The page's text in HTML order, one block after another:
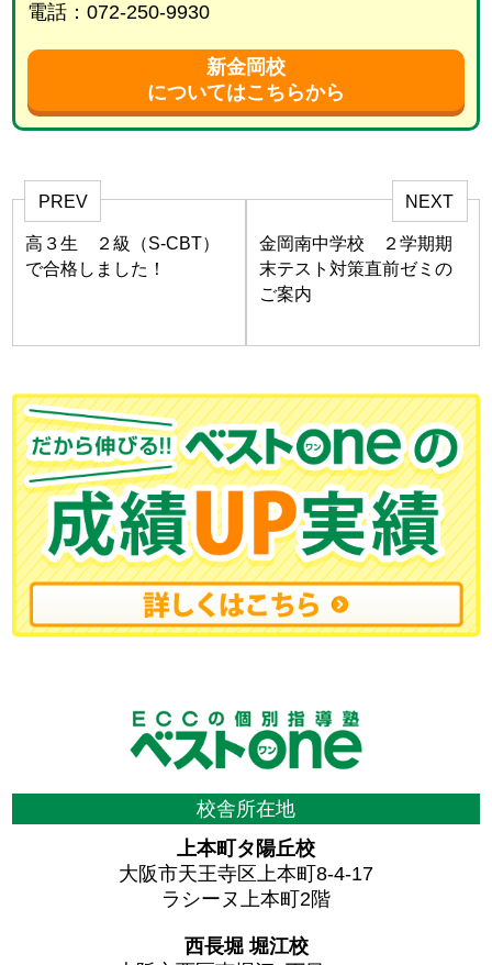
電話：072-250-9930
新金岡校
についてはこちらから
PREV
高３生 ２級（S-CBT）
で合格しました！
NEXT
金岡南中学校 ２学期期
末テスト対策直前ゼミの
ご案内
校舎所在地
上本町タ陽丘校
大阪市天王寺区上本町8-4-17
ラシーヌ上本町2階
西長堀 堀江校